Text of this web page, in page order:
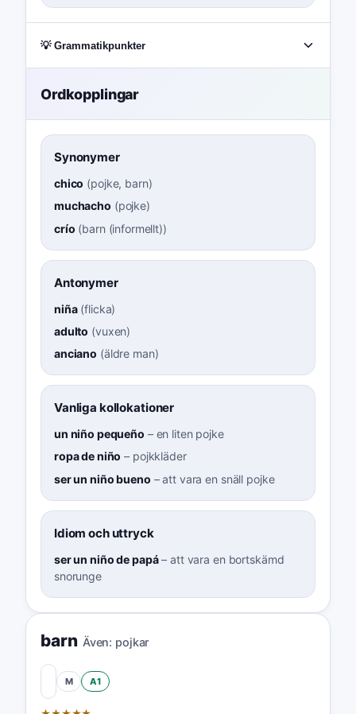
💡 Grammatikpunkter
Ordkopplingar
Synonymer
chico (pojke, barn)
muchacho (pojke)
crío (barn (informellt))
Antonymer
niña(flicka)
adulto (vuxen)
anciano (äldre man)
Vanliga kollokationer
un niño pequeño – en liten pojke
ropa de niño – pojkkläder
ser un niño bueno –att vara en snäll pojke
Idiom och uttryck
ser un niño de papá–att vara en bortskämd
snorunge
barn Även: pojkar
M A1